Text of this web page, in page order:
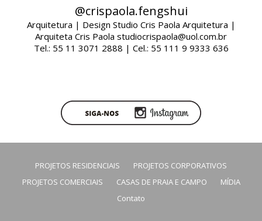
@crispaola.fengshui
Arquitetura | Design Studio Cris Paola Arquitetura |
Arquiteta Cris Paola studiocrispaola@uol.com.br
Tel.: 55 11 3071 2888 | Cel.: 55 111 9 9333 636
PROJETOS RESIDENCIAIS
PROJETOS CORPORATIVOS
PROJETOS COMERCIAIS
CASAS DE PRAIA E CAMPO
MÍDIA
Contato